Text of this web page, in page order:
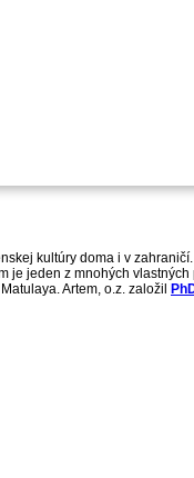
kultúry doma i v
jeden z mnohých
Artem, o.z. založil